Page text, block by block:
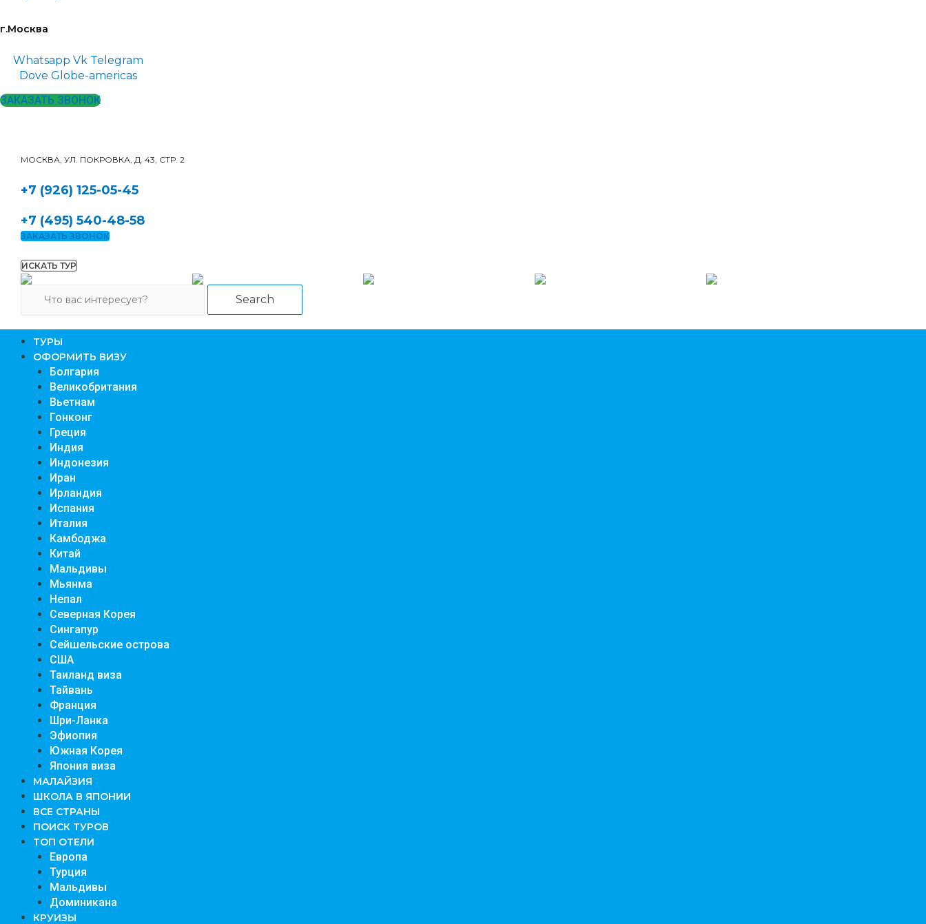
г.Москва
Whatsapp Vk Telegram
Dove Globe-americas
ЗАКАЗАТЬ ЗВОНОК
МОСКВА, УЛ. ПОКРОВКА, Д. 43, СТР. 2
+7 (926) 125-05-45
+7 (495) 540-48-58
ЗАКАЗАТЬ ЗВОНОК
ИСКАТЬ ТУР
Search
TУРЫ
ОФОРМИТЬ ВИЗУ
Болгария
Великобритания
Вьетнам
Гонконг
Греция
Индия
Индонезия
Иран
Ирландия
Испания
Италия
Камбоджа
Китай
Мальдивы
Мьянма
Непал
Северная Корея
Сингапур
Сейшельские острова
США
Таиланд виза
Тайвань
Франция
Шри-Ланка
Эфиопия
Южная Корея
Япония виза
МАЛАЙЗИЯ
ШКОЛА В ЯПОНИИ
ВСЕ СТРАНЫ
ПОИСК ТУРОВ
ТОП ОТЕЛИ
Европа
Турция
Мальдивы
Доминикана
КРУИЗЫ